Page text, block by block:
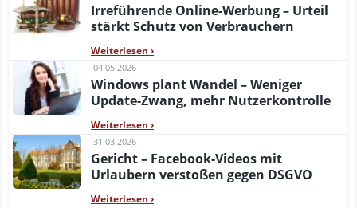
Irreführende Online-Werbung – Urteil
stärkt Schutz von Verbrauchern
Weiterlesen ›
04.05.2026
Windows plant Wandel – Weniger
Update-Zwang, mehr Nutzerkontrolle
Weiterlesen ›
31.03.2026
Gericht – Facebook-Videos mit
Urlaubern verstoßen gegen DSGVO
Weiterlesen ›